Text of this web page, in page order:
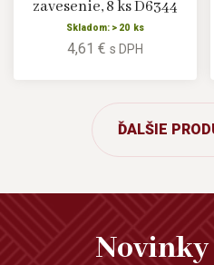
zavesenie, 8 ks D6344
Skladom: > 20 ks
4,61 € s DPH
ĎALŠIE
Novinky